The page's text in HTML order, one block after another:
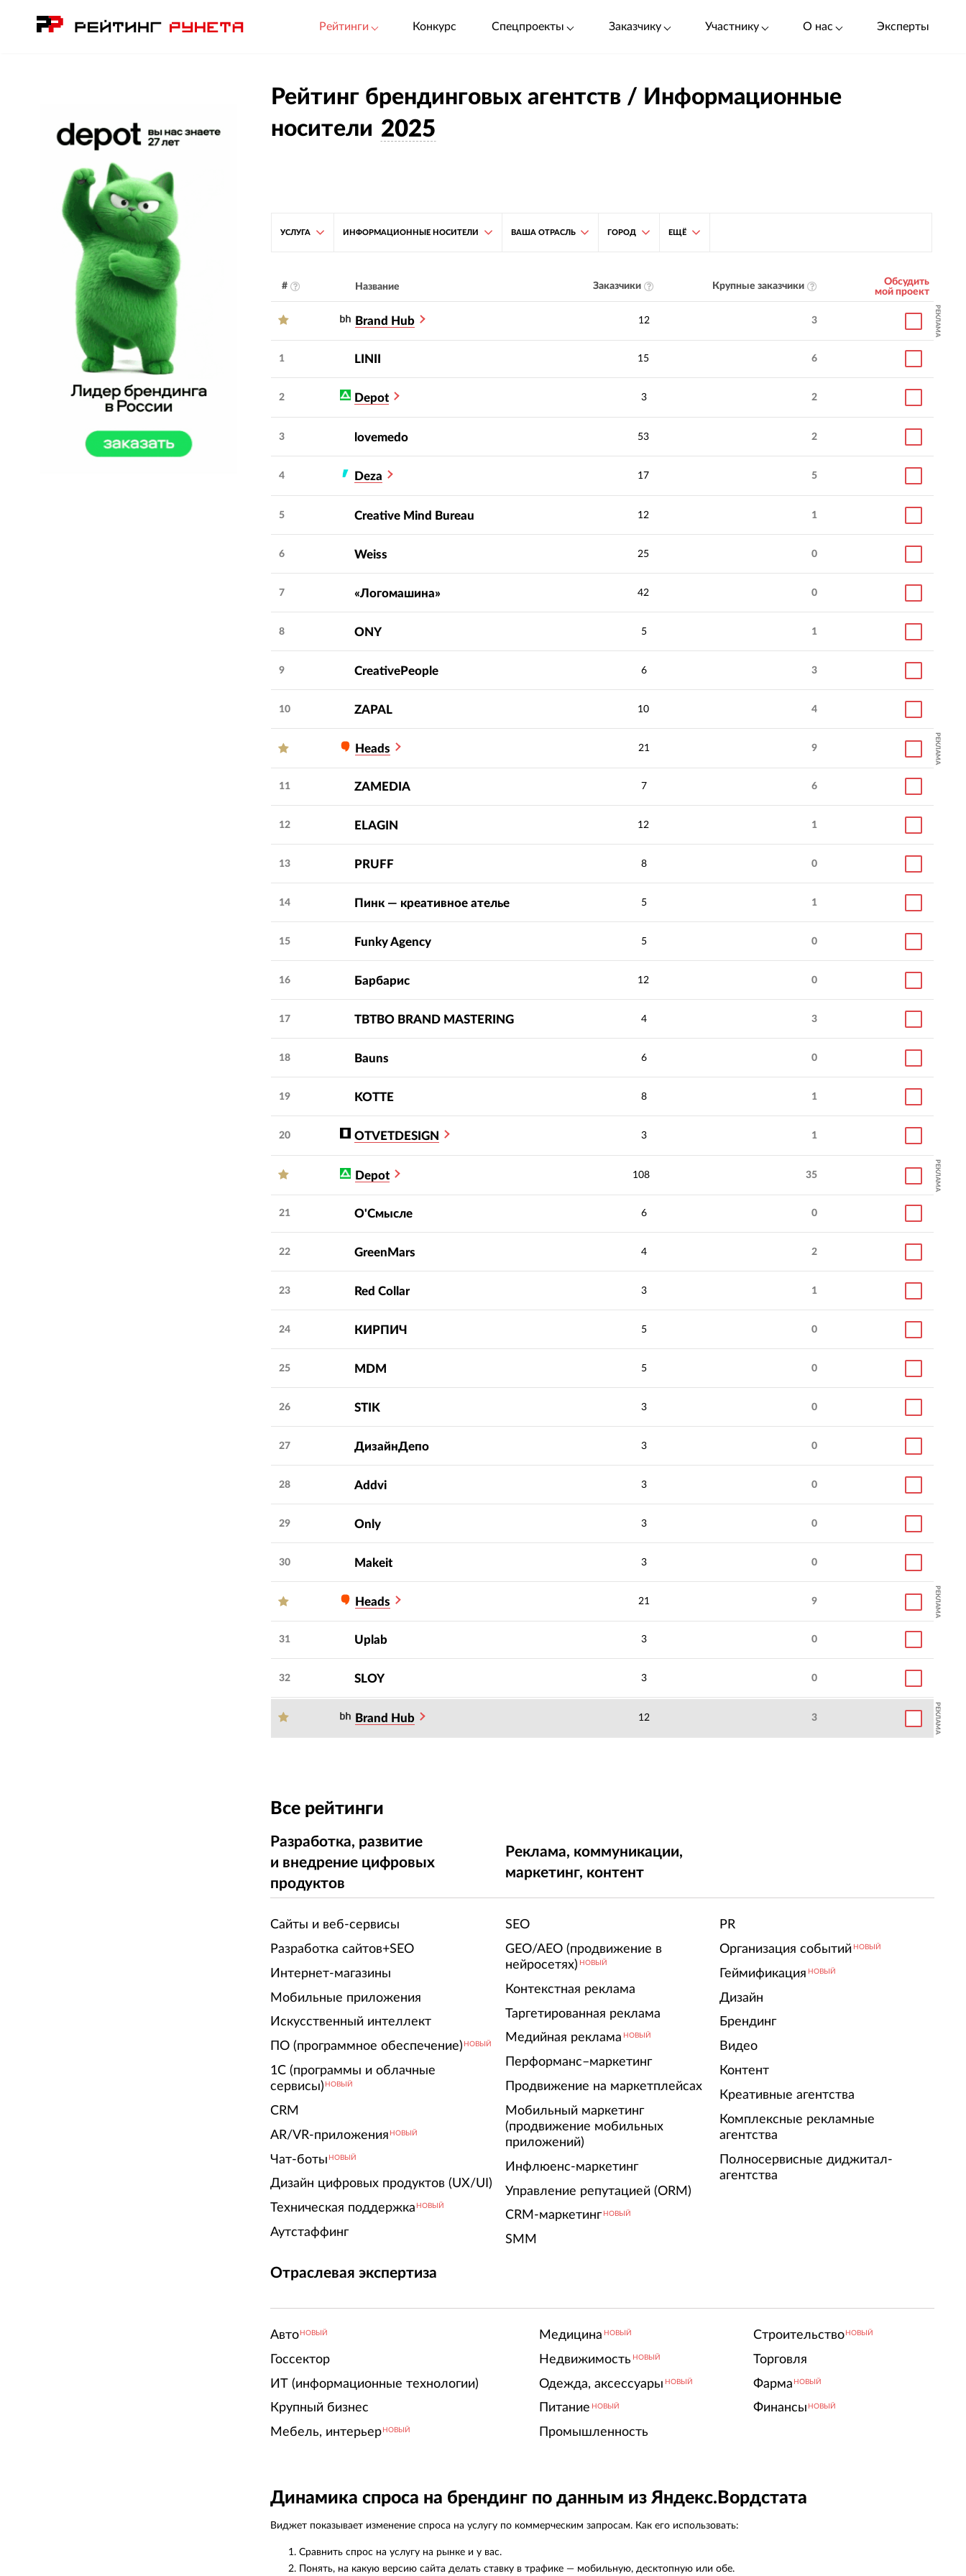
Рейтинги Конкурс Спецпроекты Заказчику Участнику О нас Эксперты
Рейтинг брендинговых агентств / Информационные
носители 2025
УСЛУГА ИНФОРМАЦИОННЫЕ НОСИТЕЛИ ВАША ОТРАСЛЬ ГОРОД ЕЩЁ
# Название Заказчики Крупные заказчики
Обсудить
мой проект
Brand Hub 12 3 РЕКЛАМА
1 LINII 15 6
2 Depot 3 2
3 lovemedo 53 2
4 Deza 17 5
5 Creative Mind Bureau 12 1
6 Weiss 25 0
7 «Логомашина» 42 0
8 ONY 5 1
9 CreativePeople 6 3
10 ZAPAL 10 4
Heads 21 9 РЕКЛАМА
11 ZAMEDIA 7 6
12 ELAGIN 12 1
13 PRUFF 8 0
14 Пинк — креативное ателье 5 1
15 Funky Agency 5 0
16 Барбарис 12 0
17 TBTBO BRAND MASTERING 4 3
18 Bauns 6 0
19 KOTTE 8 1
20 OTVETDESIGN 3 1
Depot 108 35 РЕКЛАМА
21 О'Смысле 6 0
22 GreenMars 4 2
23 Red Collar 3 1
24 КИРПИЧ 5 0
25 MDM 5 0
26 STIK 3 0
27 ДизайнДепо 3 0
28 Addvi 3 0
29 Only 3 0
30 Makeit 3 0
Heads 21 9 РЕКЛАМА
31 Uplab 3 0
32 SLOY 3 0
Brand Hub 12 3 РЕКЛАМА
Все рейтинги
Разработка, развитие
и внедрение цифровых
продуктов
Сайты и веб-сервисы
Разработка сайтов+SEO
Интернет-магазины
Мобильные приложения
Искусственный интеллект
ПО (программное обеспечение) НОВЫЙ
1С (программы и облачные
сервисы) НОВЫЙ
CRM
AR/VR-приложения НОВЫЙ
Чат-боты НОВЫЙ
Дизайн цифровых продуктов (UX/UI)
Техническая поддержка НОВЫЙ
Аутстаффинг
Реклама, коммуникации,
маркетинг, контент
SEO
GEO/AEO (продвижение в
нейросетях) НОВЫЙ
Контекстная реклама
Таргетированная реклама
Медийная реклама НОВЫЙ
Перформанс–маркетинг
Продвижение на маркетплейсах
Мобильный маркетинг
(продвижение мобильных
приложений)
Инфлюенс-маркетинг
Управление репутацией (ORM)
CRM-маркетинг НОВЫЙ
SMM
PR
Организация событий НОВЫЙ
Геймификация НОВЫЙ
Дизайн
Брендинг
Видео
Контент
Креативные агентства
Комплексные рекламные
агентства
Полносервисные диджитал-
агентства
Отраслевая экспертиза
Авто НОВЫЙ
Госсектор
ИТ (информационные технологии)
Крупный бизнес
Мебель, интерьер НОВЫЙ
Медицина НОВЫЙ
Недвижимость НОВЫЙ
Одежда, аксессуары НОВЫЙ
Питание НОВЫЙ
Промышленность
Строительство НОВЫЙ
Торговля
Фарма НОВЫЙ
Финансы НОВЫЙ
Динамика спроса на брендинг по данным из Яндекс.Вордстата
Виджет показывает изменение спроса на услугу по коммерческим запросам. Как его использовать:
Сравнить спрос на услугу на рынке и у вас.
Понять, на какую версию сайта делать ставку в трафике — мобильную, десктопную или обе.